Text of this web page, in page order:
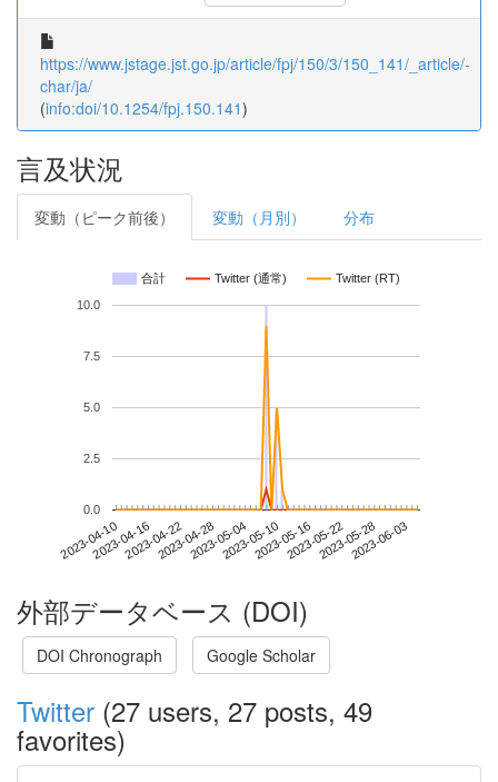
https://www.jstage.jst.go.jp/article/fpj/150/3/150_141/_article/-
char/ja/
(info:doi/10.1254/fpj.150.141)
言及状況
変動（ピーク前後） 変動（月別） 分布
合計 Twitter (通常) Twitter (RT)
2023-04-102023-04-162023-04-222023-04-282023-05-042023-05-102023-05-162023-05-222023-05-282023-06-03
0.0
2.5
5.0
7.5
10.0
外部データベース (DOI)
DOI Chronograph Google Scholar
Twitter (27 users, 27 posts, 49
favorites)